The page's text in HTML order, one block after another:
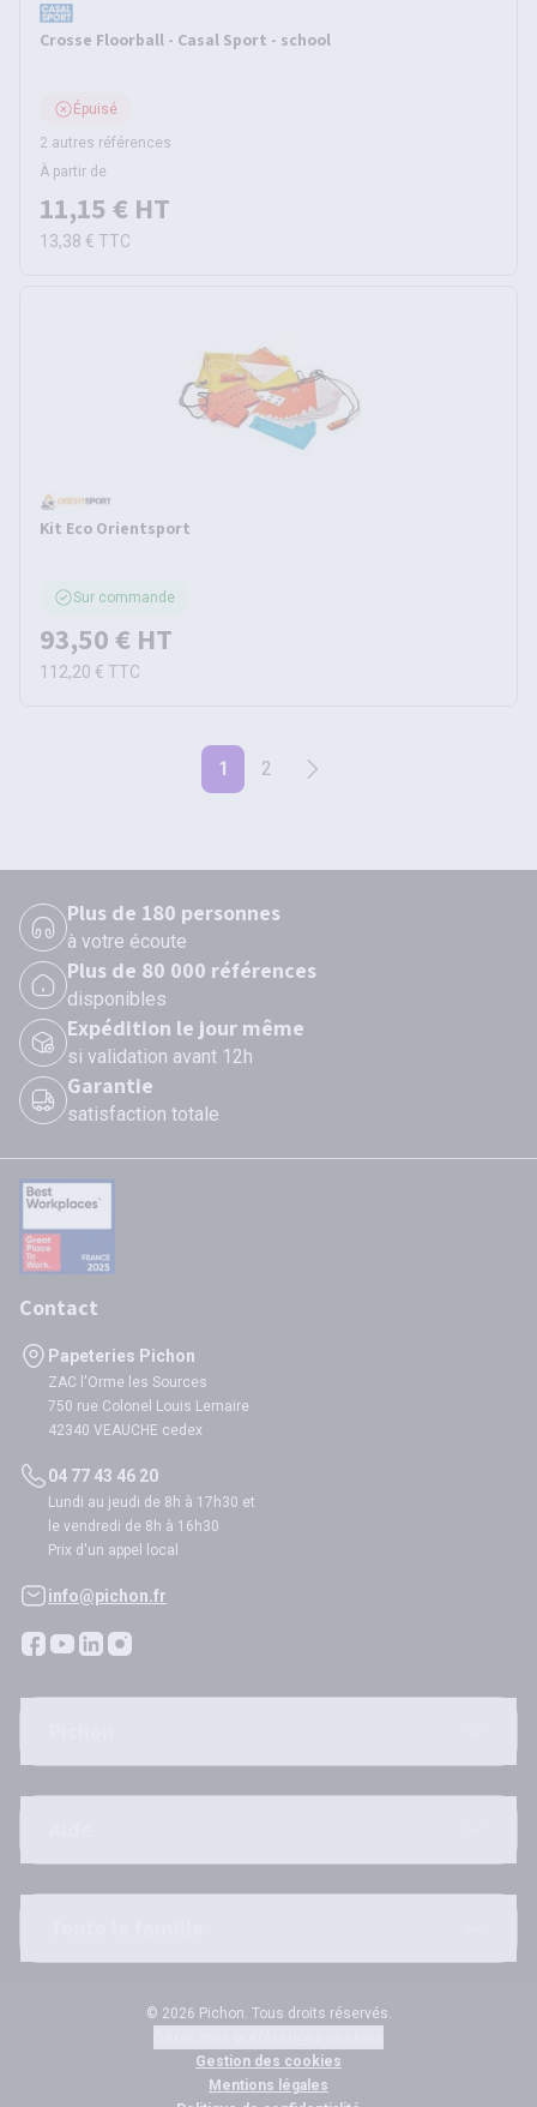
Crosse Floorball - Casal Sport - school
Épuisé
2 autres références
À partir de
11,15 € HT
13,38 € TTC
Kit Eco Orientsport
Sur commande
93,50 € HT
112,20 € TTC
1 2
Plus de 180 personnes
à votre écoute
Plus de 80 000 références
disponibles
Expédition le jour même
si validation avant 12h
Garantie
satisfaction totale
Contact
Papeteries Pichon
ZAC l'Orme les Sources
750 rue Colonel Louis Lemaire
42340 VEAUCHE cedex
04 77 43 46 20
Lundi au jeudi de 8h à 17h30 et
le vendredi de 8h à 16h30
Prix d'un appel local
info@pichon.fr
© 2026 Pichon. Tous droits réservés.
Gestion des cookies
Mentions légales